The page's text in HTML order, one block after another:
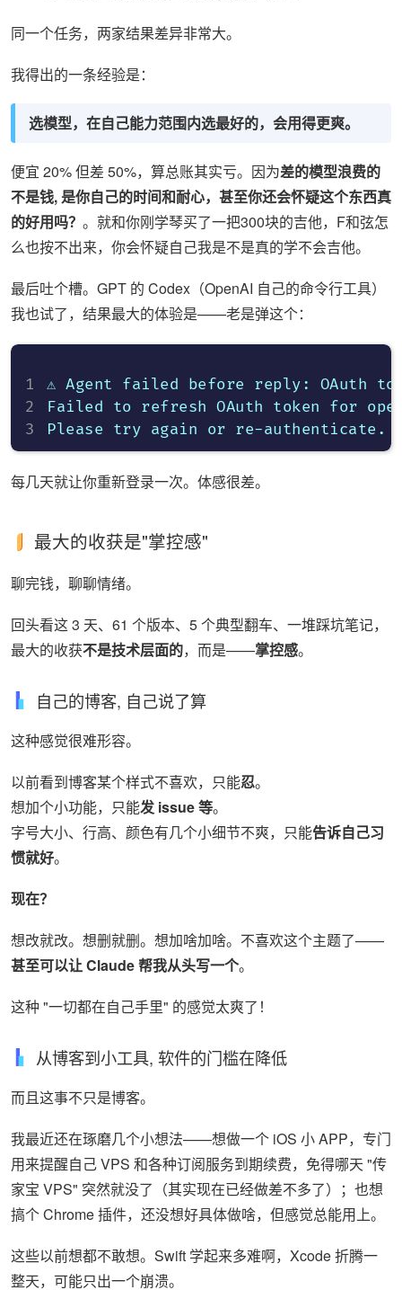
同一个任务，两家结果差异非常大。
我得出的一条经验是：
选模型，在自己能力范围内选最好的，会用得更爽。
便宜 20% 但差 50%，算总账其实亏。因为差的模型浪费的
不是钱, 是你自己的时间和耐心，甚至你还会怀疑这个东西真
的好用吗？ 。就和你刚学琴买了一把300块的吉他，F和弦怎
么也按不出来，你会怀疑自己我是不是真的学不会吉他。
最后吐个槽。GPT 的 Codex（OpenAI 自己的命令行工具）
我也试了，结果最大的体验是——老是弹这个：
⚠️ Agent failed before reply: OAuth
Failed to refresh OAuth token for
每几天就让你重新登录一次。体感很差。
最大的收获是"掌控感"
聊完钱，聊聊情绪。
回头看这 3 天、61 个版本、5 个典型翻车、一堆踩坑笔记，
最大的收获不是技术层面的，而是——掌控感。
自己的博客, 自己说了算
这种感觉很难形容。
以前看到博客某个样式不喜欢，只能忍。
想加个小功能，只能发 issue 等。
字号大小、行高、颜色有几个小细节不爽，只能告诉自己习
惯就好。
现在？
想改就改。想删就删。想加啥加啥。不喜欢这个主题了——
甚至可以让 Claude 帮我从头写一个。
这种 "一切都在自己手里" 的感觉太爽了！
从博客到小工具, 软件的门槛在降低
而且这事不只是博客。
我最近还在琢磨几个小想法——想做一个 iOS 小 APP，专门
用来提醒自己 VPS 和各种订阅服务到期续费，免得哪天 "传
家宝 VPS" 突然就没了（其实现在已经做差不多了）；也想
搞个 Chrome 插件，还没想好具体做啥，但感觉总能用上。
这些以前想都不敢想。Swift 学起来多难啊，Xcode 折腾一
整天，可能只出一个崩溃。